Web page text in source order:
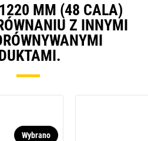
MM (48 CALA)
Z INNYMI
Wybrano